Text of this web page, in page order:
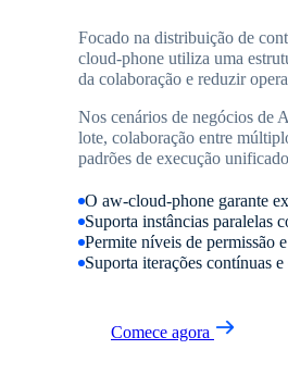
Focado na distribuição de
cloud-phone utiliza uma
da colaboração e reduzir
Nos cenários de negócios de
lote, colaboração entre
padrões de execução
O aw-cloud-phone garante
Suporta instâncias paralelas
Permite níveis de permissão
Suporta iterações contínuas
Comece agora